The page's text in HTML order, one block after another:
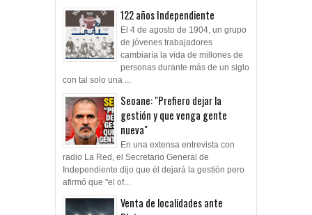
122 años Independiente
El 4 de agosto de 1904, un grupo
de jóvenes trabajadores
cambiaría la vida de millones de
personas durante más de un siglo
con tal solo una ...
Seoane: "Prefiero dejar la
gestión y que venga gente
nueva"
En una extensa entrevista con
radio La Red, el Secretario General de
Independiente dijo que él dejará la gestión pero
afirmó que "el of...
Venta de localidades ante